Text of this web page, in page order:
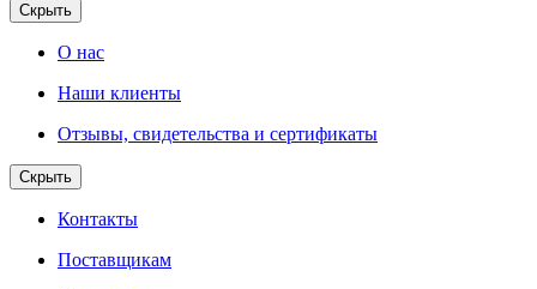
Скрыть
О нас
Наши клиенты
Отзывы, свидетельства и сертификаты
Скрыть
Контакты
Поставщикам